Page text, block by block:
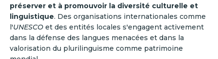
préserver et à promouvoir la diversité culturelle et
linguistique. Des organisations internationales comme
l'UNESCO et des entités locales s'engagent activement
dans la défense des langues menacées et dans la
valorisation du plurilinguisme comme patrimoine